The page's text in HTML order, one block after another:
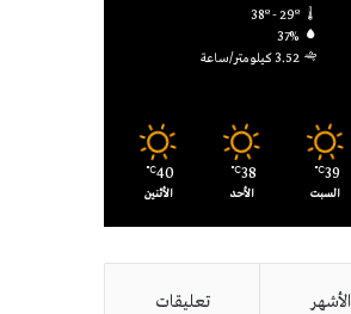
38º - 29º
37%
3.52 كيلومتر/ساعة
39
℃
السبت
38
℃
الأحد
40
℃
الأثنين
الأشهر تعليقات